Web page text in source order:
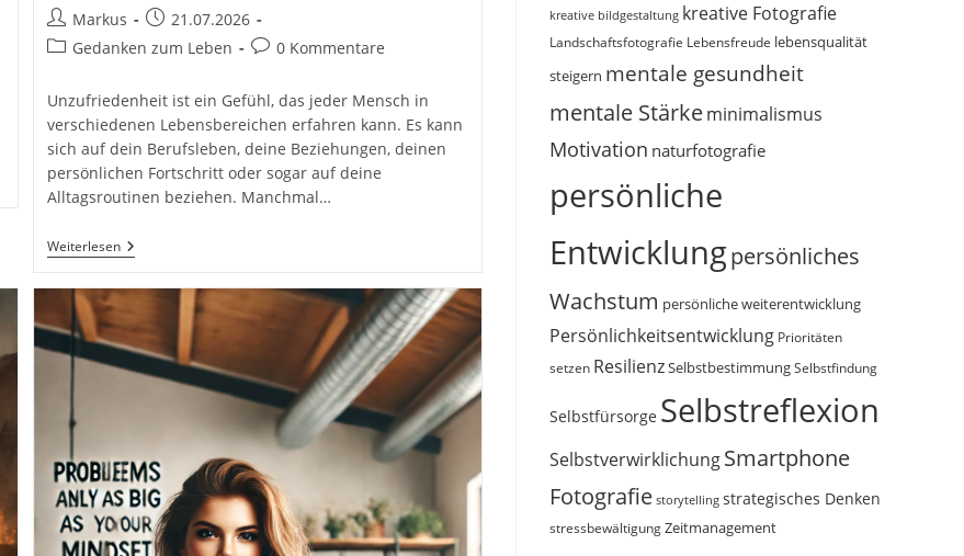
Beitrags-
Autor:
Markus
Beitrag
veröffentlicht:
21.07.2026
Beitrags-
Gedanken zum Leben
Beitrags-
0 Kommentare
Unzufriedenheit ist ein Gefühl, das jeder Mensch in
verschiedenen Lebensbereichen erfahren kann. Es kann
sich auf dein Berufsleben, deine Beziehungen, deinen
persönlichen Fortschritt oder sogar auf deine
Alltagsroutinen beziehen. Manchmal…
WeiterlesenUnzufriedenheit
Als
Kraft
Veränderung:
Warum
Dein
Innerer
Zu
Einem
Besseren
Leben
Sein
Kann
kreative bildgestaltung kreative Fotografie
Landschaftsfotografie Lebensfreude lebensqualität
steigern mentale gesundheit
mentale Stärkeminimalismus
Motivation naturfotografie
persönliche
Entwicklungpersönliches
Wachstum persönliche weiterentwicklung
Persönlichkeitsentwicklung Prioritäten
setzen ResilienzSelbstbestimmungSelbstfindung
Selbstfürsorge Selbstreflexion
SelbstverwirklichungSmartphone
Fotografie storytelling strategisches Denken
stressbewältigung Zeitmanagement